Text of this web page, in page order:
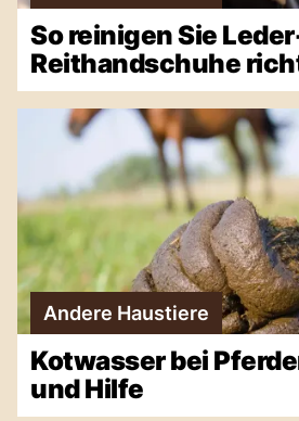
So reinigen Sie
Reithandschuhe
Andere Haustiere
Kotwasser bei
und Hilfe